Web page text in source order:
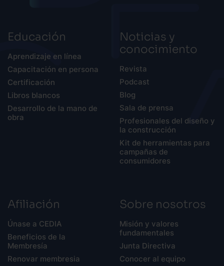
Educación
Aprendizaje en línea
Capacitación en persona
Certificación
Libros blancos
Desarrollo de la mano de
obra
Noticias y
conocimiento
Revista
Podcast
Blog
Sala de prensa
Profesionales del diseño y
la construcción
Kit de herramientas para
campañas de
consumidores
Afiliación
Únase a CEDIA
Beneficios de la
Membresía
Renovar membresia
Sobre nosotros
Misión y valores
fundamentales
Junta Directiva
Conocer al equipo